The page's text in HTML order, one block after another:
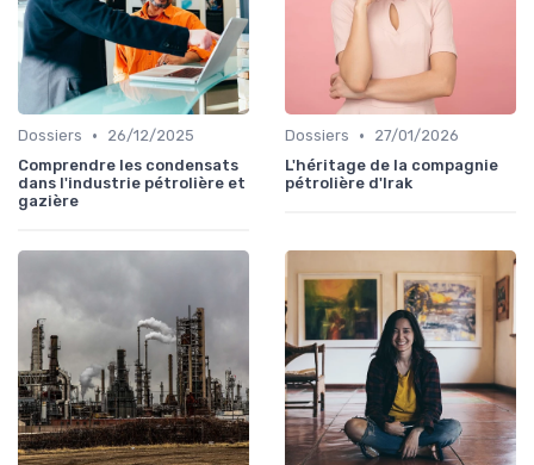
Dossiers •
26/12/2025
Comprendre les condensats
dans l'industrie pétrolière et
gazière
Dossiers •
27/01/2026
L'héritage de la compagnie
pétrolière d'Irak